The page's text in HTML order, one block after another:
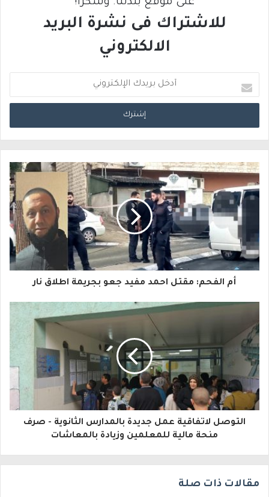
على موقع بلدتنا. وشكرًا!
للاشتراك فى نشرة البريد
الالكتروني
د
خ
ب
ر
د
ك
ا
ل
ك
ت
ر
ي
أم الفحم: مقتل احمد مفيد جعو بجريمة اطلاق نار
التوصل لاتفاقية عمل جديدة بالمدارس الثانوية - صرف
منحة مالية للمعلمين وزيادة بالمعاشات
مقالات ذات صلة